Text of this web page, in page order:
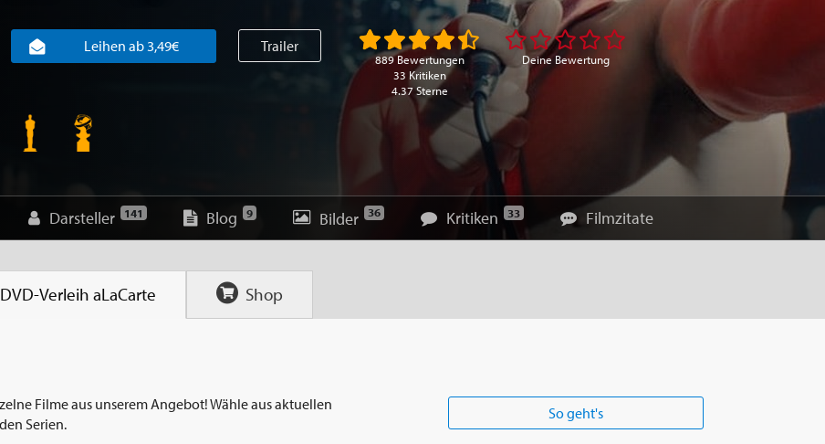
Leihen ab 3,49€ Trailer
889 Bewertungen
33 Kritiken
4.37 Sterne
Deine Bewertung
Darsteller 141 Blog 9 Bilder 36 Kritiken 33 Filmzitate
DVD-Verleih aLaCarte Shop
Filme aus unserem Angebot! Wähle aus aktuellen
Serien.
So geht's